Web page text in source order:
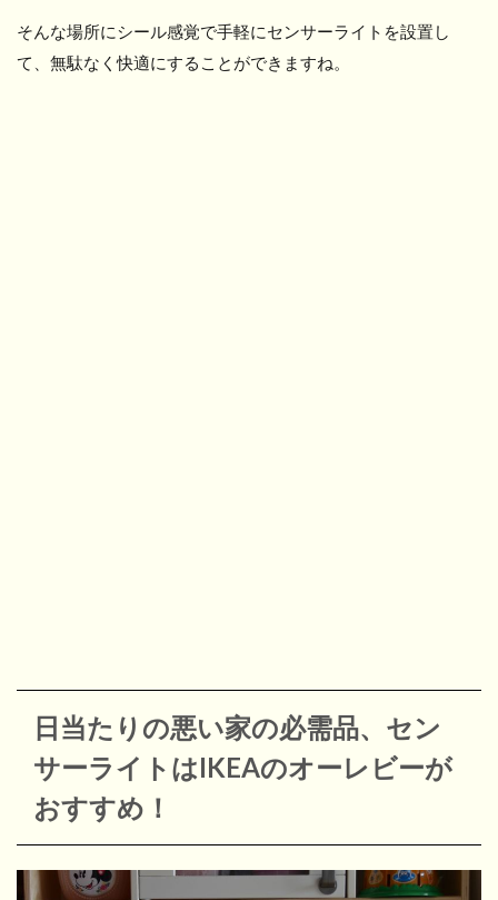
そんな場所にシール感覚で手軽にセンサーライトを設置し
て、無駄なく快適にすることができますね。
日当たりの悪い家の必需品、セン
サーライトはIKEAのオーレビーが
おすすめ！